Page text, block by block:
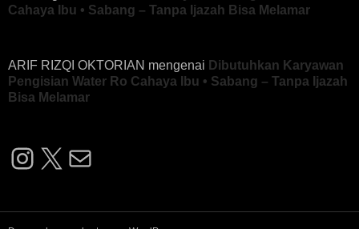
Cahaya Ibu • Sabang – Tanpa Ijazah Bisa Melamar
ARIF RIZQI OKTORIAN mengenai Dibutuhkan Karyawan
Pengisian Water Ro Cahaya Ibu • Sabang – Tanpa Ijazah
Bisa Melamar
Instagram
X Mail